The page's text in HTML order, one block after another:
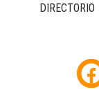
DIRECTORIO